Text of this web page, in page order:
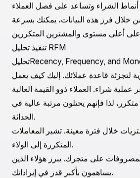
العملاء أمرًا حيويًا في تحديد العملاء
شوبفاي. من خلال تقييم سجل الشراء،
من مقاييس التفاعل، يمكنك إنشاء ملفات
تقدم منصات مثل شوبفاي أدوات مدمجة
جمع هذه البيانات. على سبيل المثال،
استراتيجيات التجزئة القوية في توضيح
العملاء ذوي القيمة العالية على شوبفاي
استخدام أدوات التحليل من شوبفاي
شاملة يمكن استغلالها لتحديد العملاء
يمكن أن تكشف التقارير مثل "المبيعات
الشراء وتساعد على فصل العملاء
خلال فرز هذه البيانات، يمكنك بسرعة